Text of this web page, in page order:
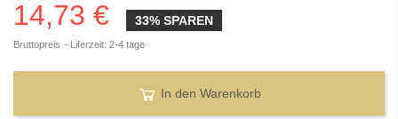
14,73 € 33% SPAREN
Bruttopreis Liferzeit: 2-4 tage
In den Warenkorb